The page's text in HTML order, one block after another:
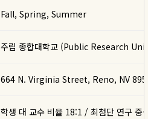
Fall, Spring, Summer
주립 종합대학교 (Public Research
664 N. Virginia Street, Reno, NV
학생 대 교수 비율 18:1 / 최첨단 연구 중